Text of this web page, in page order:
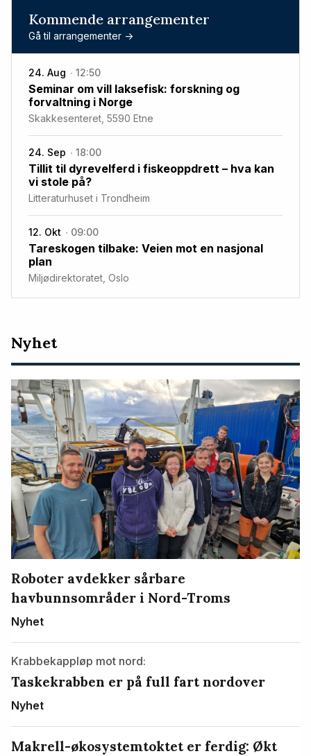
Kommende arrangementer
Gå til arrangementer ->
24. Aug 12:50
Seminar om vill laksefisk: forskning og
forvaltning i Norge
Skakkesenteret, 5590 Etne
24. Sep 18:00
Tillit til dyrevelferd i fiskeoppdrett – hva kan
vi stole på?
Litteraturhuset i Trondheim
12. Okt 09:00
Tareskogen tilbake: Veien mot en nasjonal
plan
Miljødirektoratet, Oslo
Nyeste
artikler
Nyhet
Roboter avdekker sårbare
havbunnsområder i Nord-Troms
Nyhet
Krabbekappløp mot nord:
Taskekrabben er på full fart nordover
Nyhet
Makrell-økosystemtoktet er ferdig: Økt